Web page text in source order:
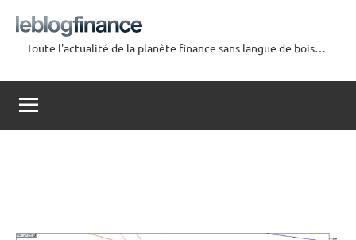
contenu
Blog
Finance
Toute l'actualité de la planète finance sans langue de bois…